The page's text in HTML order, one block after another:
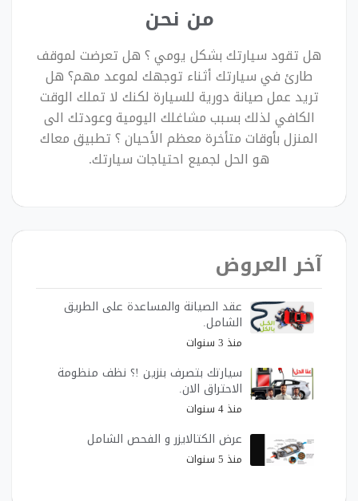
من نحن
هل تقود سيارتك بشكل يومي ؟ هل تعرضت لموقف
طارئ في سيارتك أثناء توجهك لموعد مهم؟ هل
تريد عمل صيانة دورية للسيارة لكنك لا تملك الوقت
الكافي لذلك بسبب مشاغلك اليومية وعودتك الى
المنزل بأوقات متأخرة معظم الأحيان ؟ تطبيق معاك
هو الحل لجميع احتياجات سيارتك.
آخر العروض
عقد الصيانة والمساعدة على الطريق
الشامل.
منذ 3 سنوات
سيارتك بتصرف بنزين !؟ نظف منظومة
الاحتراق الان.
منذ 4 سنوات
عرض الكتالايزر و الفحص الشامل
منذ 5 سنوات